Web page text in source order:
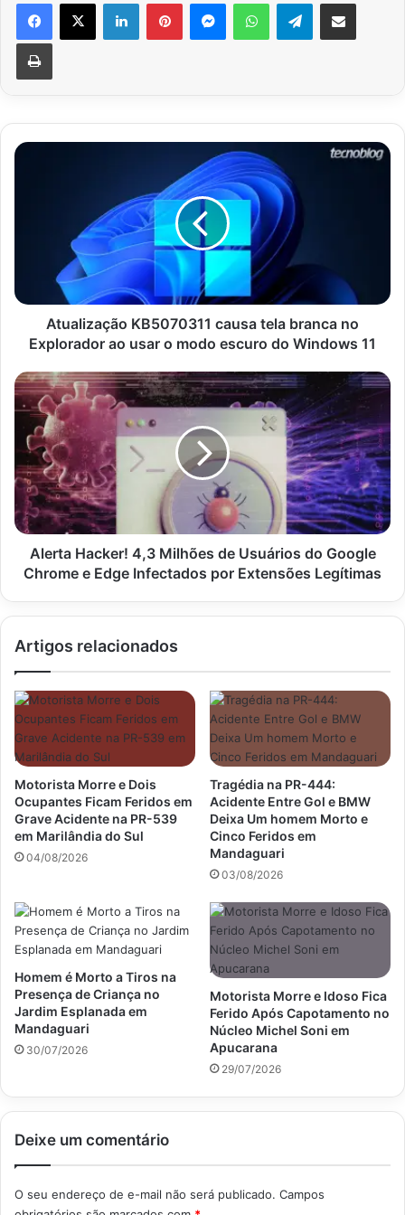
Facebook
X LinkedinPinterestMessengerWhatsAppTelegramCompartilhar via e-mail
Imprimir
Atualização
Explorador
usar
modo
do
Windows
11
Atualização KB5070311 causa tela branca no
Explorador ao usar o modo escuro do Windows 11
Alerta
Hacker!
4,3
Milhões
de
Usuários
do
Google
Chrome
Edge
Legítimas
Alerta Hacker! 4,3 Milhões de Usuários do Google
Chrome e Edge Infectados por Extensões Legítimas
Artigos relacionados
Motorista Morre e Dois
Ocupantes Ficam Feridos em
Grave Acidente na PR-539
em Marilândia do Sul
04/08/2026
Tragédia na PR-444:
Acidente Entre Gol e BMW
Deixa Um homem Morto e
Cinco Feridos em
Mandaguari
03/08/2026
Homem é Morto a Tiros na
Presença de Criança no
Jardim Esplanada em
Mandaguari
30/07/2026
Motorista Morre e Idoso Fica
Ferido Após Capotamento no
Núcleo Michel Soni em
Apucarana
29/07/2026
Deixe um comentário
O seu endereço de e-mail não será publicado. Campos